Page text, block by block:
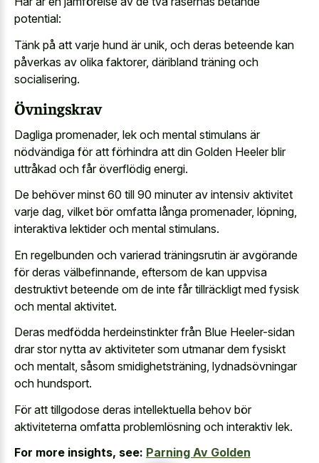
potential:
Tänk på att varje hund är unik, och deras beteende kan
påverkas av olika faktorer, däribland träning och
socialisering.
Övningskrav
Dagliga promenader, lek och mental stimulans är
nödvändiga för att förhindra att din Golden Heeler blir
uttråkad och får överflödig energi.
De behöver minst 60 till 90 minuter av intensiv aktivitet
varje dag, vilket bör omfatta långa promenader, löpning,
interaktiva lektider och mental stimulans.
En regelbunden och varierad träningsrutin är avgörande
för deras välbefinnande, eftersom de kan uppvisa
destruktivt beteende om de inte får tillräckligt med fysisk
och mental aktivitet.
Deras medfödda herdeinstinkter från Blue Heeler-sidan
drar stor nytta av aktiviteter som utmanar dem fysiskt
och mentalt, såsom smidighetsträning, lydnadsövningar
och hundsport.
För att tillgodose deras intellektuella behov bör
aktiviteterna omfatta problemlösning och interaktiv lek.
For more insights, see: Parning Av Golden